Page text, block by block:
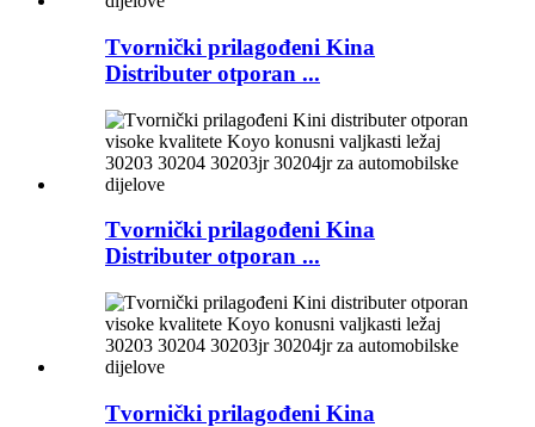
Tvornički prilagođeni Kina
Distributer otporan ...
Tvornički prilagođeni Kina
Distributer otporan ...
Tvornički prilagođeni Kina